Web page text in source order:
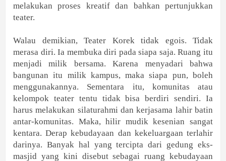
melakukan proses kreatif dan bahkan pertunjukkan
teater.
Walau demikian, Teater Korek tidak egois. Tidak
merasa diri. Ia membuka diri pada siapa saja. Ruang itu
menjadi milik bersama. Karena menyadari bahwa
bangunan itu milik kampus, maka siapa pun, boleh
menggunakannya. Sementara itu, komunitas atau
kelompok teater tentu tidak bisa berdiri sendiri. Ia
harus melakukan silaturahmi dan kerjasama lahir batin
antar-komunitas. Maka, hilir mudik kesenian sangat
kentara. Derap kebudayaan dan kekeluargaan terlahir
darinya. Banyak hal yang tercipta dari gedung eks-
masjid yang kini disebut sebagai ruang kebudayaan